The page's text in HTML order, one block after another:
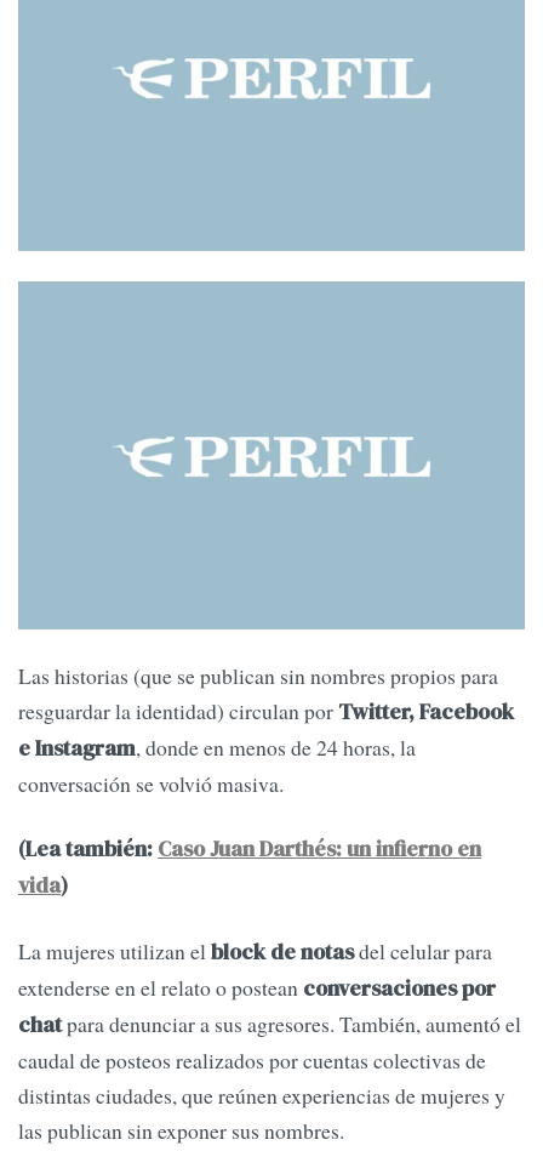
Las historias (que se publican sin nombres propios para
resguardar la identidad) circulan por Twitter, Facebook
e Instagram, donde en menos de 24 horas, la
conversación se volvió masiva.
(Lea también: Caso Juan Darthés: un infierno en
vida)
La mujeres utilizan el block de notasdel celular para
extenderse en el relato o postean conversaciones por
chatpara denunciar a sus agresores. También, aumentó el
caudal de posteos realizados por cuentas colectivas de
distintas ciudades, que reúnen experiencias de mujeres y
las publican sin exponer sus nombres.